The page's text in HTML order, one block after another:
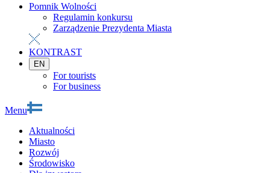
Pomnik Wolności
Regulamin konkursu
Zarządzenie Prezydenta Miasta
KONTRAST
EN
For tourists
For business
Menu
Aktualności
Miasto
Rozwój
Środowisko